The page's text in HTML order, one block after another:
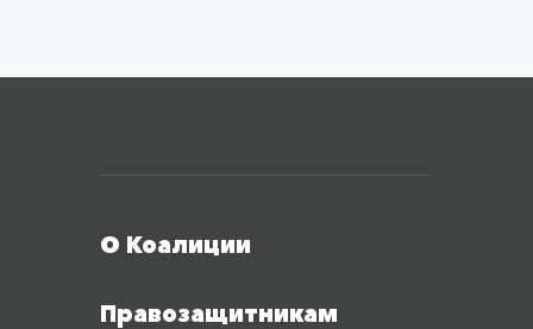
О Коалиции
Правозащитникам